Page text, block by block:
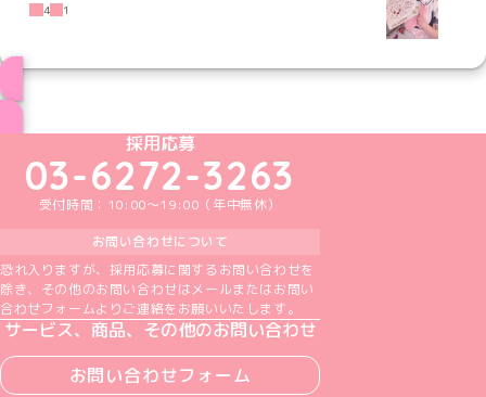
4
1
めいどりーみんTikTok公式アカウント
めいどりーみんX公式アカウント
めいどりーみんInstagram公式アカウント
めいどりーみんFacebook公式アカウン
めいどりーみんYouTube公式アカ
採用応募
03-6272-3263
受付時間：10:00～19:00（年中無休）
お問い合わせについて
恐れ入りますが、採用応募に関するお問い合わせを
除き、その他のお問い合わせはメールまたはお問い
合わせフォームよりご連絡をお願いいたします。
サービス、商品、その他のお問い合わせ
お問い合わせフォーム